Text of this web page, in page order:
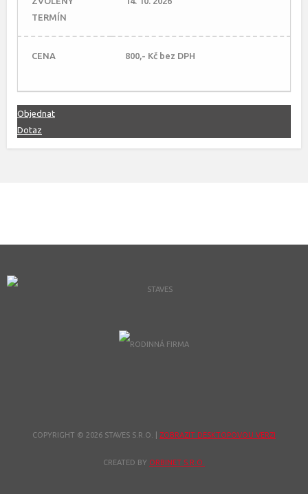
TERMÍN
CENA 800,- Kč bez DPH
Objednat
Dotaz
COPYRIGHT © 2026 STAVES S.R.O. ZOBRAZIT DESKTOPOVOU VERZI
CREATED BY ORBINET S.R.O.